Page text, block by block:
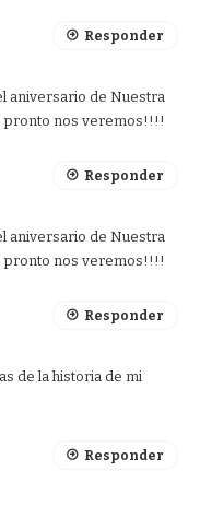
aniversario de Nuestra
pronto nos veremos!!!!
Responder
aniversario de Nuestra
pronto nos veremos!!!!
Responder
de la historia de mi
Responder
Responder